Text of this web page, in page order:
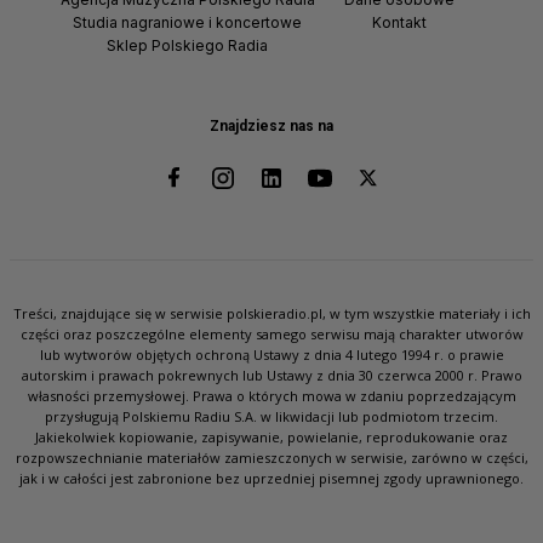
Znajdziesz nas na
Studia nagraniowe i koncertowe
Sklep Polskiego Radia
Kontakt
Treści, znajdujące się w serwisie polskieradio.pl, w tym wszystkie materiały i ich
części oraz poszczególne elementy samego serwisu mają charakter utworów
lub wytworów objętych ochroną Ustawy z dnia 4 lutego 1994 r. o prawie
autorskim i prawach pokrewnych lub Ustawy z dnia 30 czerwca 2000 r. Prawo
własności przemysłowej. Prawa o których mowa w zdaniu poprzedzającym
przysługują Polskiemu Radiu S.A. w likwidacji lub podmiotom trzecim.
Jakiekolwiek kopiowanie, zapisywanie, powielanie, reprodukowanie oraz
rozpowszechnianie materiałów zamieszczonych w serwisie, zarówno w części,
jak i w całości jest zabronione bez uprzedniej pisemnej zgody uprawnionego.